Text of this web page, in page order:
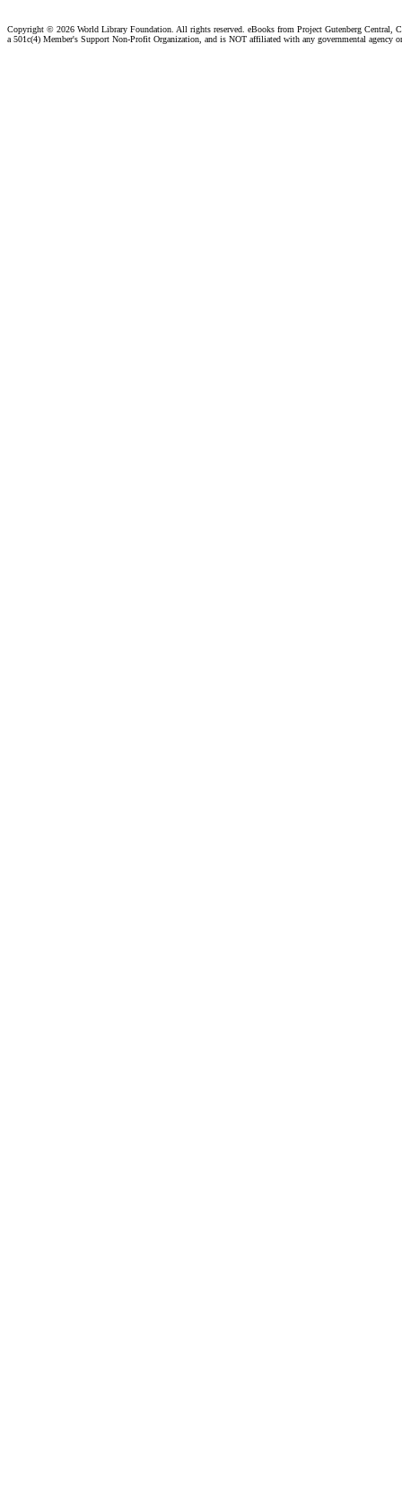
Copyright © 2026 World Library Foundation. All rights reserved. eBooks from Project Gutenberg Central,
a 501c(4) Member's Support Non-Profit Organization, and is NOT affiliated with any governmental agency